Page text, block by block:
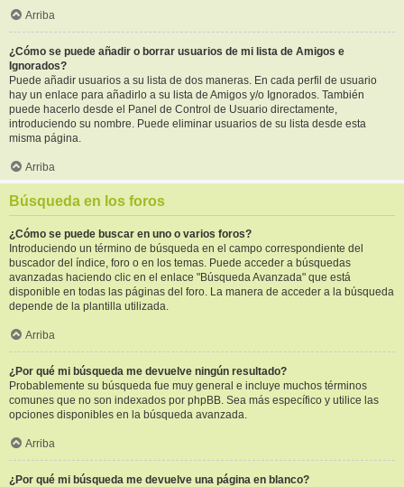
Arriba
¿Cómo se puede añadir o borrar usuarios de mi lista de Amigos e
Ignorados?
Puede añadir usuarios a su lista de dos maneras. En cada perfil de usuario
hay un enlace para añadirlo a su lista de Amigos y/o Ignorados. También
puede hacerlo desde el Panel de Control de Usuario directamente,
introduciendo su nombre. Puede eliminar usuarios de su lista desde esta
misma página.
Arriba
Búsqueda en los foros
¿Cómo se puede buscar en uno o varios foros?
Introduciendo un término de búsqueda en el campo correspondiente del
buscador del índice, foro o en los temas. Puede acceder a búsquedas
avanzadas haciendo clic en el enlace "Búsqueda Avanzada" que está
disponible en todas las páginas del foro. La manera de acceder a la búsqueda
depende de la plantilla utilizada.
Arriba
¿Por qué mi búsqueda me devuelve ningún resultado?
Probablemente su búsqueda fue muy general e incluye muchos términos
comunes que no son indexados por phpBB. Sea más específico y utilice las
opciones disponibles en la búsqueda avanzada.
Arriba
¿Por qué mi búsqueda me devuelve una página en blanco?